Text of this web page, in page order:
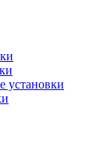
установки